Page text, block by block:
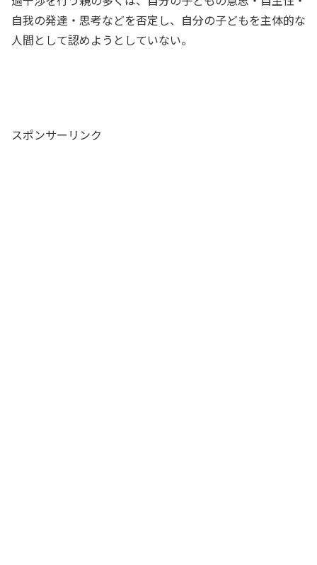
自我の発達・思考などを否定し、自分の子どもを主体的な
人間として認めようとしていない。
スポンサーリンク